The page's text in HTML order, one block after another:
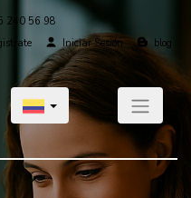
240 56 98
Iniciar Sesión blog